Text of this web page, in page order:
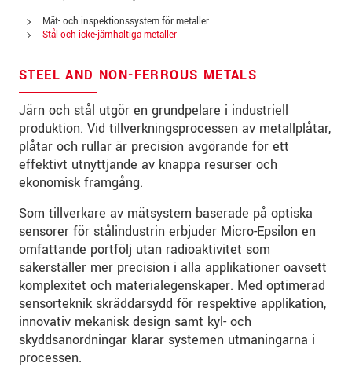
Mät- och inspektionssystem för metaller
Stål och icke-järnhaltiga metaller
STEEL AND NON-FERROUS METALS
Järn och stål utgör en grundpelare i industriell
produktion. Vid tillverkningsprocessen av metallplåtar,
plåtar och rullar är precision avgörande för ett
effektivt utnyttjande av knappa resurser och
ekonomisk framgång.
Som tillverkare av mätsystem baserade på optiska
sensorer för stålindustrin erbjuder Micro-Epsilon en
omfattande portfölj utan radioaktivitet som
säkerställer mer precision i alla applikationer oavsett
komplexitet och materialegenskaper. Med optimerad
sensorteknik skräddarsydd för respektive applikation,
innovativ mekanisk design samt kyl- och
skyddsanordningar klarar systemen utmaningarna i
processen.
Gata*
Ort*
Land*
Telefon*
Meddelande*
* Obligatoriska fält
Vi behandlar dina uppgifter konfidentiellt. Läs vår
integritetspolicy